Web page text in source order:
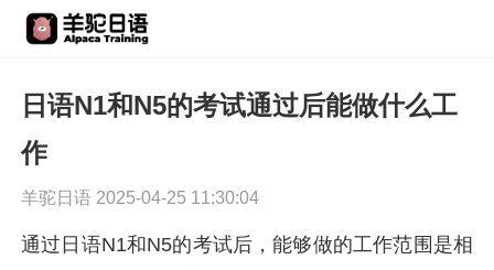
日语N1和N5的考试通过后能做什么工
作
羊驼日语 2025-04-25 11:30:04
通过日语N1和N5的考试后，能够做的工作范围是相